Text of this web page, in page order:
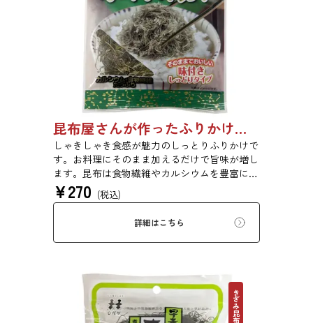
昆布屋さんが作ったふりかけ昆布 30g 単品 5袋セット 20袋セット 5072
しゃきしゃき食感が魅力のしっとりふりかけで
す。お料理にそのまま加えるだけで旨味が増し
ます。昆布は食物繊維やカルシウムを豊富に含
んでいるため、バランスのとれた食生活のため
にお使いいただけます。
¥270 (税込)
詳細はこちら
きざみ昆布